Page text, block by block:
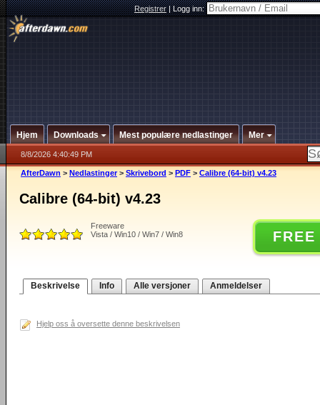
Registrer|Logg inn:
Hjem Downloads Mest populære nedlastinger Mer
8/8/2026 4:40:49 PM
AfterDawn > Nedlastinger > Skrivebord > PDF > Calibre (64-bit) v4.23
Calibre (64-bit) v4.23
Freeware
Vista / Win10 / Win7 / Win8
Beskrivelse Info Alle versjoner Anmeldelser
Hjelp oss å oversette denne beskrivelsen